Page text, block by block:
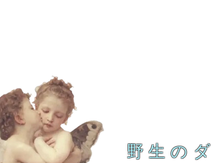
野 生 の ダ